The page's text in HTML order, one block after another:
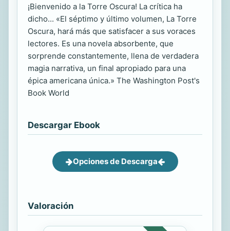
¡Bienvenido a la Torre Oscura! La crítica ha
dicho... «El séptimo y último volumen, La Torre
Oscura, hará más que satisfacer a sus voraces
lectores. Es una novela absorbente, que
sorprende constantemente, llena de verdadera
magia narrativa, un final apropiado para una
épica americana única.» The Washington Post's
Book World
Descargar Ebook
Opciones de Descarga
Valoración